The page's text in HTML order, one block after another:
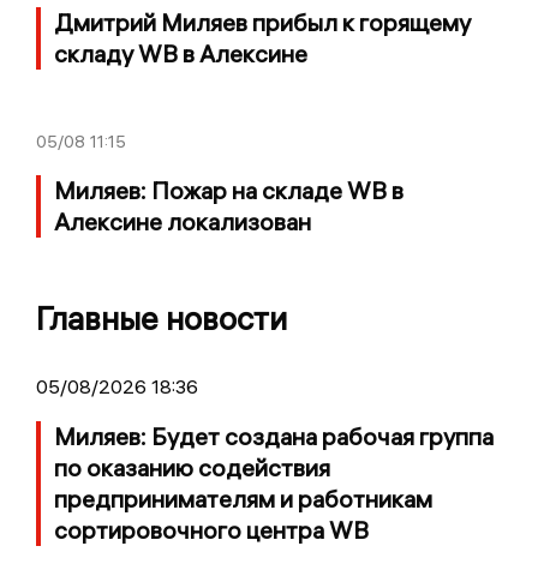
Дмитрий Миляев прибыл к горящему
складу WB в Алексине
05/08 11:15
Миляев: Пожар на складе WB в
Алексине локализован
Главные новости
05/08/2026 18:36
Миляев: Будет создана рабочая группа
по оказанию содействия
предпринимателям и работникам
сортировочного центра WB